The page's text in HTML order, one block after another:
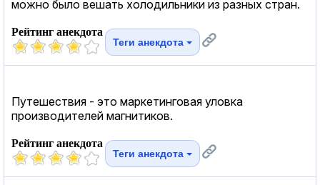
можно было вешать холодильники из разных стран.
Рейтинг анекдота
Теги анекдота
Путешествия - это маркетинговая уловка
производителей магнитиков.
Рейтинг анекдота
Теги анекдота